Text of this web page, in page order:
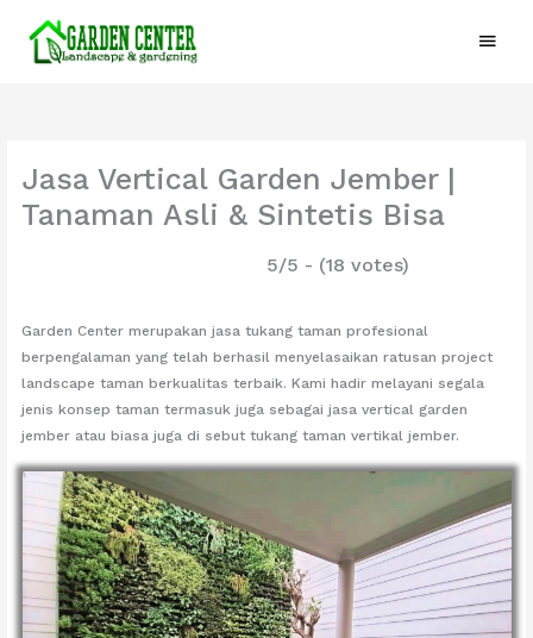
konten
Menu
Jasa Vertical Garden Jember |
Tanaman Asli & Sintetis Bisa
5/5 - (18 votes)
Garden Center merupakan jasa tukang taman profesional
berpengalaman yang telah berhasil menyelasaikan ratusan project
landscape taman berkualitas terbaik. Kami hadir melayani segala
jenis konsep taman termasuk juga sebagai jasa vertical garden
jember atau biasa juga di sebut tukang taman vertikal jember.